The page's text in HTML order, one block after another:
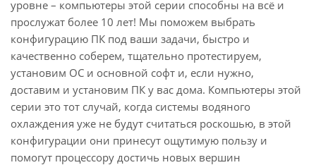
уровне – компьютеры этой серии способны на всё и
прослужат более 10 лет! Мы поможем выбрать
конфигурацию ПК под ваши задачи, быстро и
качественно соберем, тщательно протестируем,
установим ОС и основной софт и, если нужно,
доставим и установим ПК у вас дома. Компьютеры этой
серии это тот случай, когда системы водяного
охлаждения уже не будут считаться роскошью, в этой
конфигурации они принесут ощутимую пользу и
помогут процессору достичь новых вершин